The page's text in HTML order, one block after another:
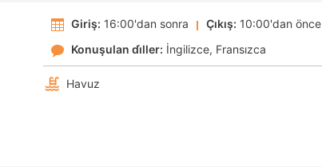
Giriş: 16:00'dan sonra Çıkış: 10:00'dan önce
Konuşulan di̇ller: İngilizce Fransızca
Havuz